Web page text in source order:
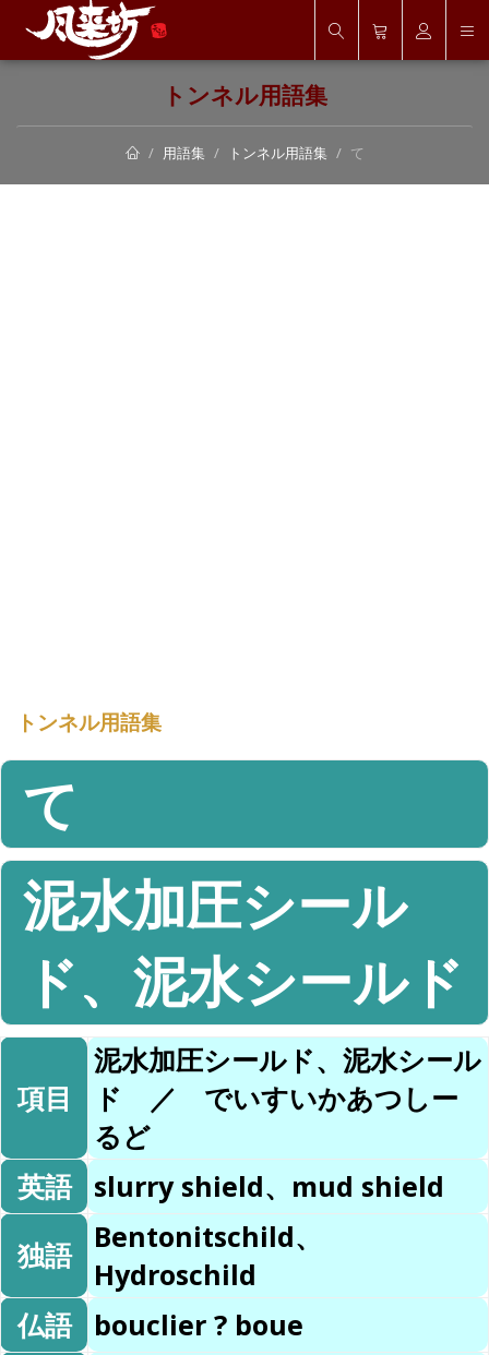
トンネル用語集
用語集 トンネル用語集 て
トンネル用語集
て
泥水加圧シール
ド、泥水シールド
項目
泥水加圧シールド、泥水シール
ド ／ でいすいかあつしー
るど
英語
slurry shield、mud shield
独語
Bentonitschild、
Hydroschild
仏語
bouclier ? boue